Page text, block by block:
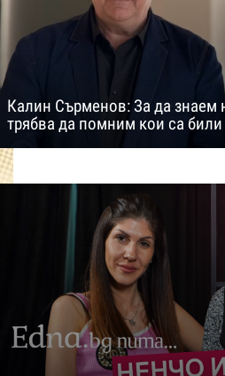
Калин Сърменов: За да знаем
трябва да помним кои са